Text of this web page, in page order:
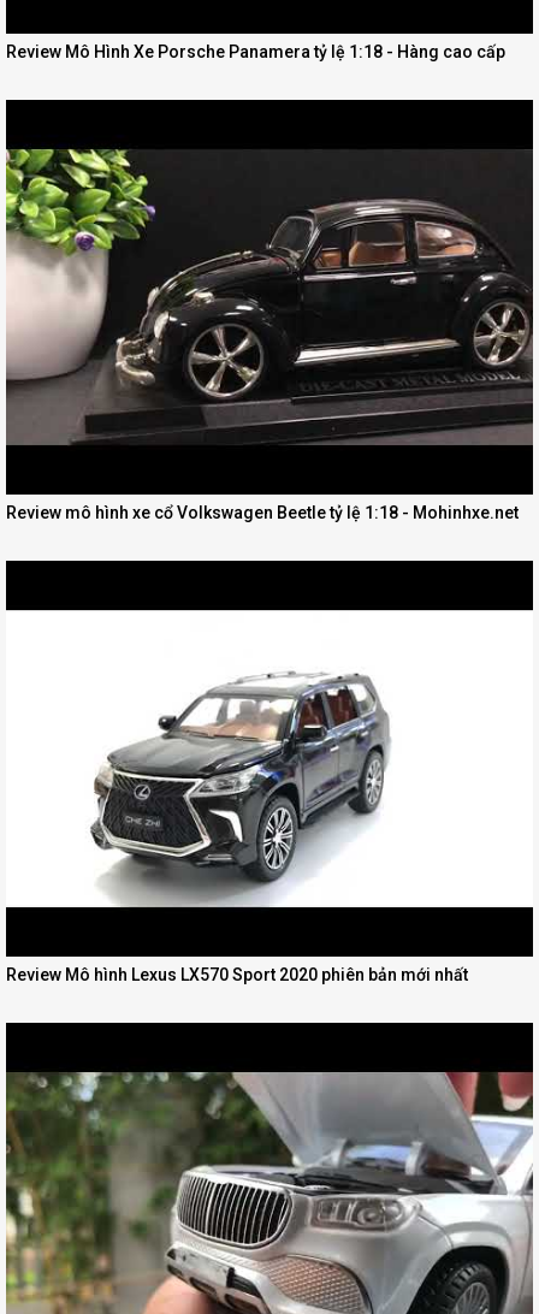
Review Mô Hình Xe Porsche Panamera tỷ lệ 1:18 - Hàng cao cấp
Review mô hình xe cổ Volkswagen Beetle tỷ lệ 1:18 - Mohinhxe.net
Review Mô hình Lexus LX570 Sport 2020 phiên bản mới nhất